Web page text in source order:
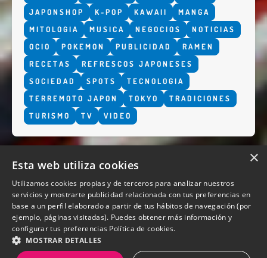
JAPONSHOP
K-POP KAWAII
MANGA
MITOLOGIA
MUSICA NEGOCIOS
NOTICIAS
OCIO
POKEMON PUBLICIDAD
RAMEN
RECETAS
REFRESCOS JAPONESES
SOCIEDAD
SPOTS
TECNOLOGIA
TERREMOTO JAPON
TOKYO
TRADICIONES
TURISMO
TV VIDEO
QUIENES SOMOS
×
Esta web utiliza cookies
Utilizamos cookies propias y de terceros para analizar nuestros
servicios y mostrarte publicidad relacionada con tus preferencias en
base a un perfil elaborado a partir de tus hábitos de navegación (por
ejemplo, páginas visitadas). Puedes obtener más información y
configurar tus preferencias Política de cookies.
MOSTRAR DETALLES